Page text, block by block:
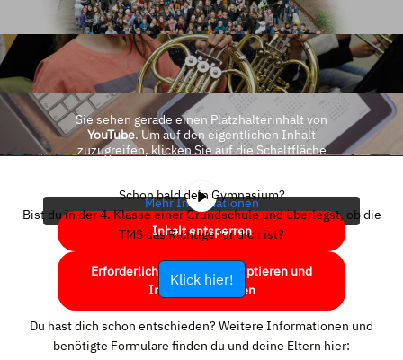
Sie sehen gerade einen Platzhalterinhalt von
YouTube. Um auf den eigentlichen Inhalt
zuzugreifen, klicken Sie auf die Schaltfläche
Mehr Informationen
Inhalt entsperren
Erforderlichen Service akzeptieren und
Inhalte entsperren
Schon bald dein Gymnasium?
Bist du in der 4. Klasse einer Grundschule und überlegst, ob die
TMS das Richtige für dich ist?
Klick hier!
Du hast dich schon entschieden? Weitere Informationen und
benötigte Formulare finden du und deine Eltern hier: